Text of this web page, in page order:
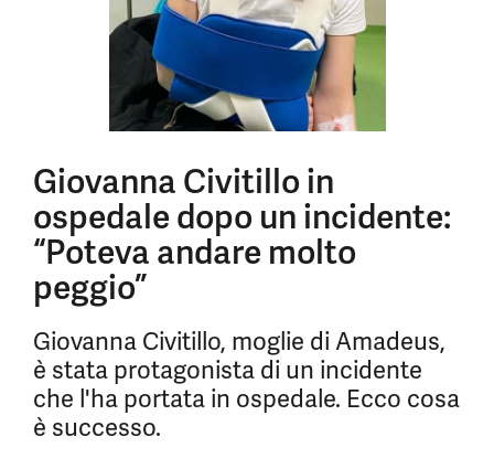
Giovanna Civitillo in
ospedale dopo un incidente:
“Poteva andare molto
peggio”
Giovanna Civitillo, moglie di Amadeus,
è stata protagonista di un incidente
che l'ha portata in ospedale. Ecco cosa
è successo.